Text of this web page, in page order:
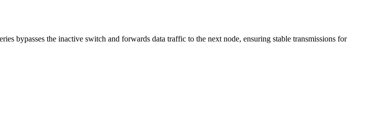
bypasses the inactive switch and forwards data traffic to the next node, ensuring stable transmissions for